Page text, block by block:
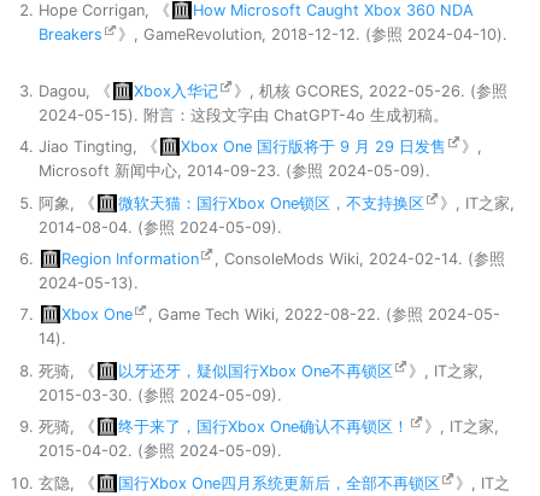
Hope Corrigan, 《
How Microsoft Caught Xbox 360 NDA
Breakers
》, GameRevolution, 2018-12-12. (参照 2024-04-10).
Dagou, 《 Xbox入华记
》, 机核 GCORES, 2022-05-26. (参照
2024-05-15). 附言：这段文字由 ChatGPT-4o 生成初稿。
Jiao Tingting, 《
Xbox One 国行版将于 9 月 29 日发售
》,
Microsoft 新闻中心, 2014-09-23. (参照 2024-05-09).
阿象, 《
微软天猫：国行Xbox One锁区，不支持换区
》, IT之家,
2014-08-04. (参照 2024-05-09).
Region Information
, ConsoleMods Wiki, 2024-02-14. (参照
2024-05-13).
Xbox One
, Game Tech Wiki, 2022-08-22. (参照 2024-05-
14).
死骑, 《
以牙还牙，疑似国行Xbox One不再锁区
》, IT之家,
2015-03-30. (参照 2024-05-09).
死骑, 《
终于来了，国行Xbox One确认不再锁区！
》, IT之家,
2015-04-02. (参照 2024-05-09).
玄隐, 《
国行Xbox One四月系统更新后，全部不再锁区
》, IT之